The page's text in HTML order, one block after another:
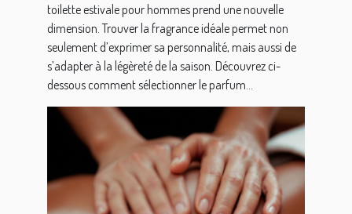
toilette estivale pour hommes prend une nouvelle
dimension. Trouver la fragrance idéale permet non
seulement d’exprimer sa personnalité, mais aussi de
s’adapter à la légèreté de la saison. Découvrez ci-
dessous comment sélectionner le parfum...